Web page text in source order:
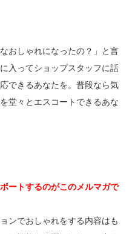
おしゃれになったの？」と言
入ってショップスタッフに話
できるあなたを。普段なら気
堂々とエスコートできるあな
ートするのがこのメルマガで
ンでおしゃれをする内容はも